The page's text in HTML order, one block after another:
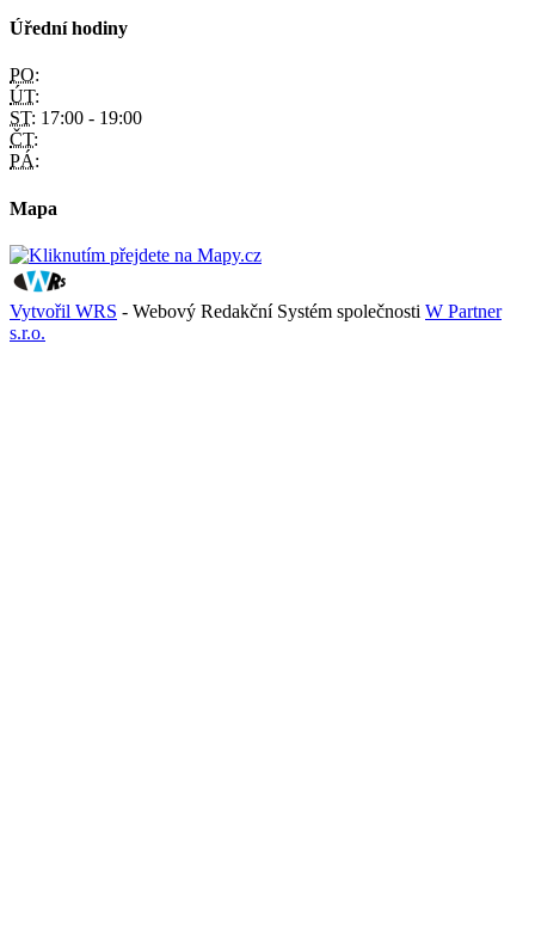
Úřední hodiny
PO:
ÚT:
ST: 17:00 - 19:00
ČT:
PÁ:
Mapa
Vytvořil WRS - Webový Redakční Systém společnosti W Partner
s.r.o.